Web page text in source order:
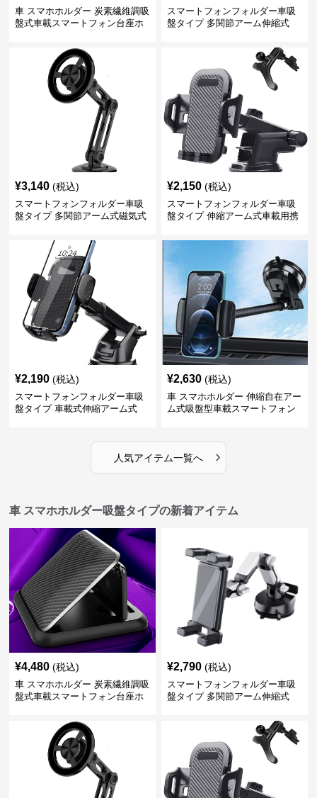
車 スマホホルダー 炭素繊維調吸
盤式車載スマートフォン台座ホ
スマートフォンフォルダー車吸
盤タイプ 多関節アーム伸縮式
¥3,140 (税込)
スマートフォンフォルダー車吸
盤タイプ 多関節アーム式磁気式
¥2,150 (税込)
スマートフォンフォルダー車吸
盤タイプ 伸縮アーム式車載用携
¥2,190 (税込)
スマートフォンフォルダー車吸
盤タイプ 車載式伸縮アーム式
¥2,630 (税込)
車 スマホホルダー 伸縮自在アー
ム式吸盤型車載スマートフォン
人気アイテム一覧へ ›
車 スマホホルダー吸盤タイプの新着アイテム
¥4,480 (税込)
車 スマホホルダー 炭素繊維調吸
盤式車載スマートフォン台座ホ
¥2,790 (税込)
スマートフォンフォルダー車吸
盤タイプ 多関節アーム伸縮式